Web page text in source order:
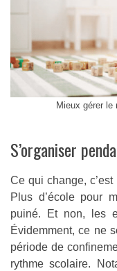
Mieux gérer le
S’organiser
Ce qui change,
Plus d’école pour
puiné. Et non, les
Évidemment, ce ne
période de
rythme scolaire.